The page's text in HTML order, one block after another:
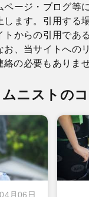
ページ・ブログ等
します。引用する
トからの引用であ
お、当サイトへの
の必要もありませ
ニストの
月06日